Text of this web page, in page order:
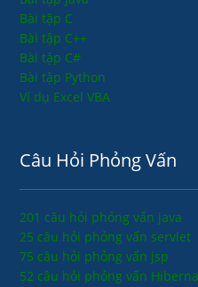
Bài tập C
Bài tập C++
Bài tập C#
Bài tập Python
Ví dụ Excel VBA
Câu Hỏi Phỏng Vấn
201 câu hỏi phỏng vấn java
25 câu hỏi phỏng vấn servlet
75 câu hỏi phỏng vấn jsp
52 câu hỏi phỏng vấn